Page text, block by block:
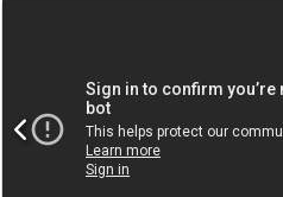
Munkamagasság 900 mm Vágási
mm Szögacél 90° 120 x 120 x 12
mm Szélesség 1.700 mm
Magasság 1.880 mm Súly 1.600 kg